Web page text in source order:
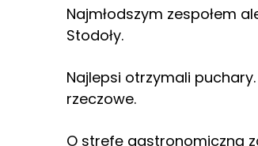
Najmłodszym zespołem
Stodoły.
Najlepsi otrzymali
rzeczowe.
O strefę gastronomiczną